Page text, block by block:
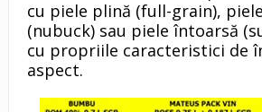
cu piele plină (full-grain),
(nubuck) sau piele întoarsă
cu propriile caracteristici de
aspect.